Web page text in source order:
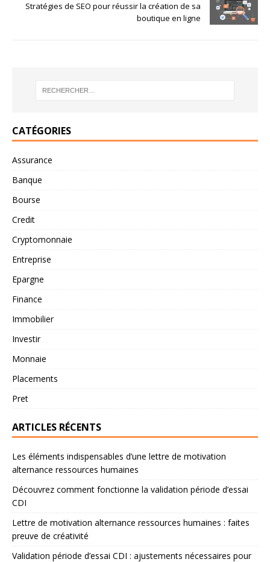
Stratégies de SEO pour réussir la création de sa
boutique en ligne
CATÉGORIES
Assurance
Banque
Bourse
Credit
Cryptomonnaie
Entreprise
Epargne
Finance
Immobilier
Investir
Monnaie
Placements
Pret
ARTICLES RÉCENTS
Les éléments indispensables d’une lettre de motivation
alternance ressources humaines
Découvrez comment fonctionne la validation période d’essai
CDI
Lettre de motivation alternance ressources humaines : faites
preuve de créativité
Validation période d’essai CDI : ajustements nécessaires pour